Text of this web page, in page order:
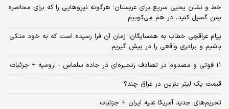
خط و نشان یحیی سریع برای عربستان؛ هرگونه نیروهایی را که برای محاصره
یمن گسیل کنید، در هم می‌کوبیم
پیام عراقچی خطاب به همسایگان؛ زمان آن فرا رسیده است که به خود متکی
باشیم و برادری واقعی را در پیش گیریم
۱۱ فوتی و مصدوم در تصادف زنجیره‌ای در جاده سلماس - ارومیه + جزئیات
قیمت یک لیتر بنزین در عراق چند؟
تحریم‌های جدید آمریکا علیه ایران + جزئیات